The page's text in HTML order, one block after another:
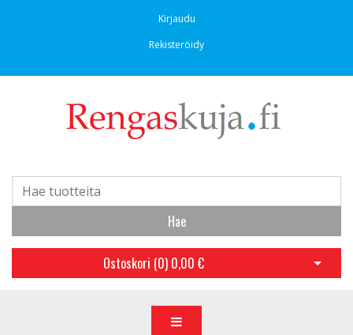
Kirjaudu
Rekisteröidy
Hae
Ostoskori (0) 0,00 € Avaa